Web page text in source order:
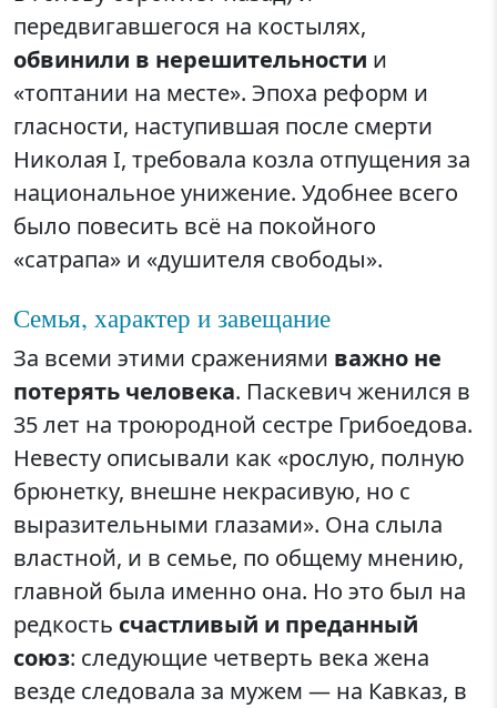
передвигавшегося на костылях,
обвинили в нерешительности и
«топтании на месте». Эпоха реформ и
гласности, наступившая после смерти
Николая I, требовала козла отпущения за
национальное унижение. Удобнее всего
было повесить всё на покойного
«сатрапа» и «душителя свободы».
Семья, характер и завещание
За всеми этими сражениями важно не
потерять человека. Паскевич женился в
35 лет на троюродной сестре Грибоедова.
Невесту описывали как «рослую, полную
брюнетку, внешне некрасивую, но с
выразительными глазами». Она слыла
властной, и в семье, по общему мнению,
главной была именно она. Но это был на
редкость счастливый и преданный
союз: следующие четверть века жена
везде следовала за мужем — на Кавказ, в